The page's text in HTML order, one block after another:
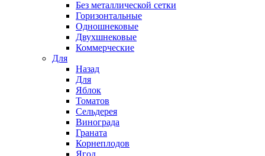
Без металлической сетки
Горизонтальные
Одношнековые
Двухшнековые
Коммерческие
Для
Назад
Для
Яблок
Томатов
Cельдерея
Винограда
Граната
Корнеплодов
Ягод